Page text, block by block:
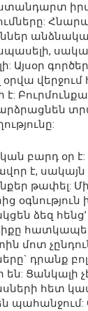
ստանդարտ
Այսօր
վերջում
է:
բարդ օր է:
է,
թափել:
օգնություն
ձեզ
մոտ
դրանք
Ցանկալի
հետ
են